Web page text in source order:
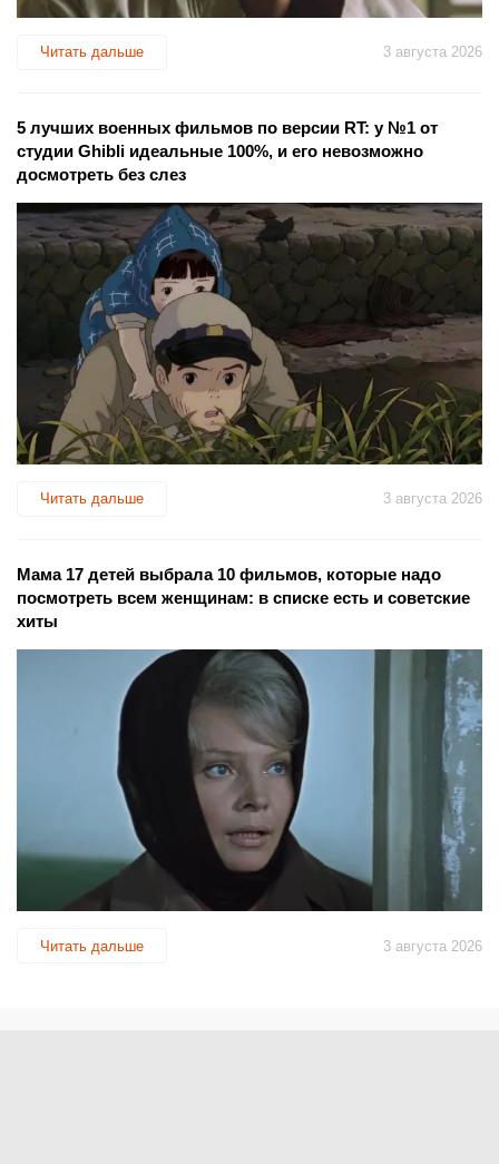
Читать дальше 3 августа 2026
5 лучших военных фильмов по версии RT: у №1 от
студии Ghibli идеальные 100%, и его невозможно
досмотреть без слез
Читать дальше 3 августа 2026
Мама 17 детей выбрала 10 фильмов, которые надо
посмотреть всем женщинам: в списке есть и советские
хиты
Читать дальше 3 августа 2026